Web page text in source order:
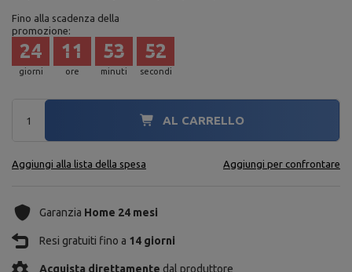
Fino alla scadenza della
promozione:
giorni
24
ore
11
minuti
53
secondi
51
AL CARRELLO
Aggiungi alla lista della spesa Aggiungi per confrontare
Garanzia Home 24 mesi
Resi gratuiti fino a 14 giorni
Acquista direttamente dal produttore